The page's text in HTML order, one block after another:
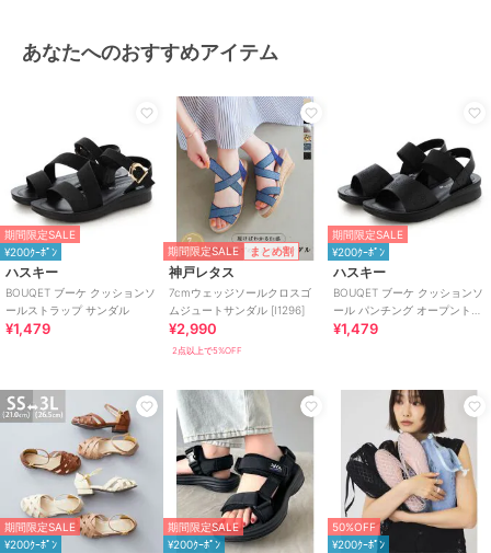
あなたへのおすすめアイテム
期間限定SALE
¥200ｸｰﾎﾟﾝ
ハスキー
BOUQET ブーケ クッションソ
ールストラップ サンダル
¥1,479
期間限定SALE まとめ割
神戸レタス
7cmウェッジソールクロスゴ
ムジュートサンダル [I1296]
¥2,990
2点以上で5%OFF
期間限定SALE
¥200ｸｰﾎﾟﾝ
ハスキー
BOUQET ブーケ クッションソ
ール パンチング オープントゥ
サンダル
¥1,479
期間限定SALE
¥200ｸｰﾎﾟﾝ
期間限定SALE
¥200ｸｰﾎﾟﾝ
50%OFF
¥200ｸｰﾎﾟﾝ